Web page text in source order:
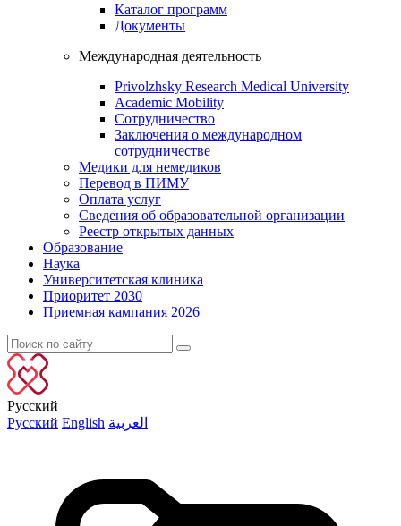
Каталог программ
Документы
Международная деятельность
Privolzhsky Research Medical University
Academic Mobility
Сотрудничество
Заключения о международном
сотрудничестве
Медики для немедиков
Перевод в ПИМУ
Оплата услуг
Сведения об образовательной организации
Реестр открытых данных
Образование
Наука
Университетская клиника
Приоритет 2030
Приемная кампания 2026
Русский
Русский English العربية